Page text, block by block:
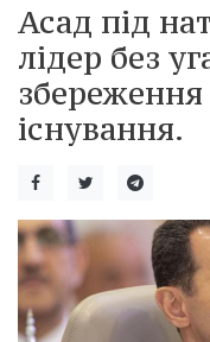
Асад під
лідер без
збереження
існування.